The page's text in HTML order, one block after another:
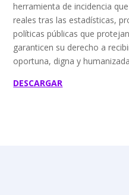
herramienta de incidencia
reales tras las estadísticas,
políticas públicas que
garanticen su derecho a
oportuna, digna y
DESCARGAR